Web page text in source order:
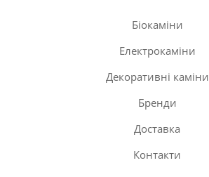
Біокаміни
Електрокаміни
Декоративні каміни
Бренди
Доставка
Контакти